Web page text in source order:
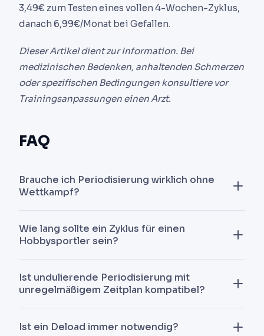
3,49€ zum Testen eines vollen 4-Wochen-Zyklus,
danach 6,99€/Monat bei Gefallen.
Dieser Artikel dient zur Information. Bei
medizinischen Bedenken, anhaltenden Schmerzen
oder spezifischen Bedingungen konsultiere vor
Trainingsanpassungen einen Arzt.
FAQ
Brauche ich Periodisierung wirklich ohne
Wettkampf?
Wettkämpfer. Hobbysportler periodisieren, um
Plateaus zu vermeiden, Müdigkeit zu steuern und
Datum zu peaken.
Wie lang sollte ein Zyklus für einen
Hobbysportler sein?
die Adaptationszeit nicht. Länger akkumuliert
sich Müdigkeit ohne Reset.
Ist undulierende Periodisierung mit
unregelmäßigem Zeitplan kompatibel?
verschiebst du die Volumen-Einheit auf
Ist ein Deload immer notwendig?